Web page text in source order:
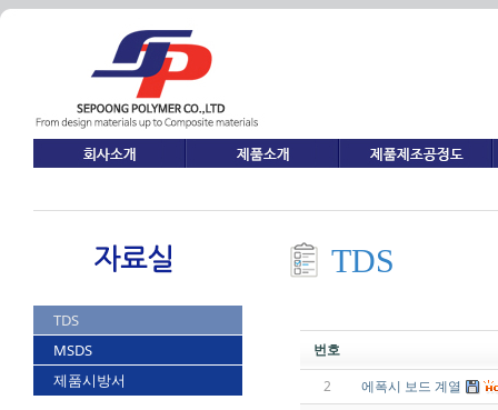
TDS
MSDS
제품시방서
TDS
번호
2
에폭시 보드 계열